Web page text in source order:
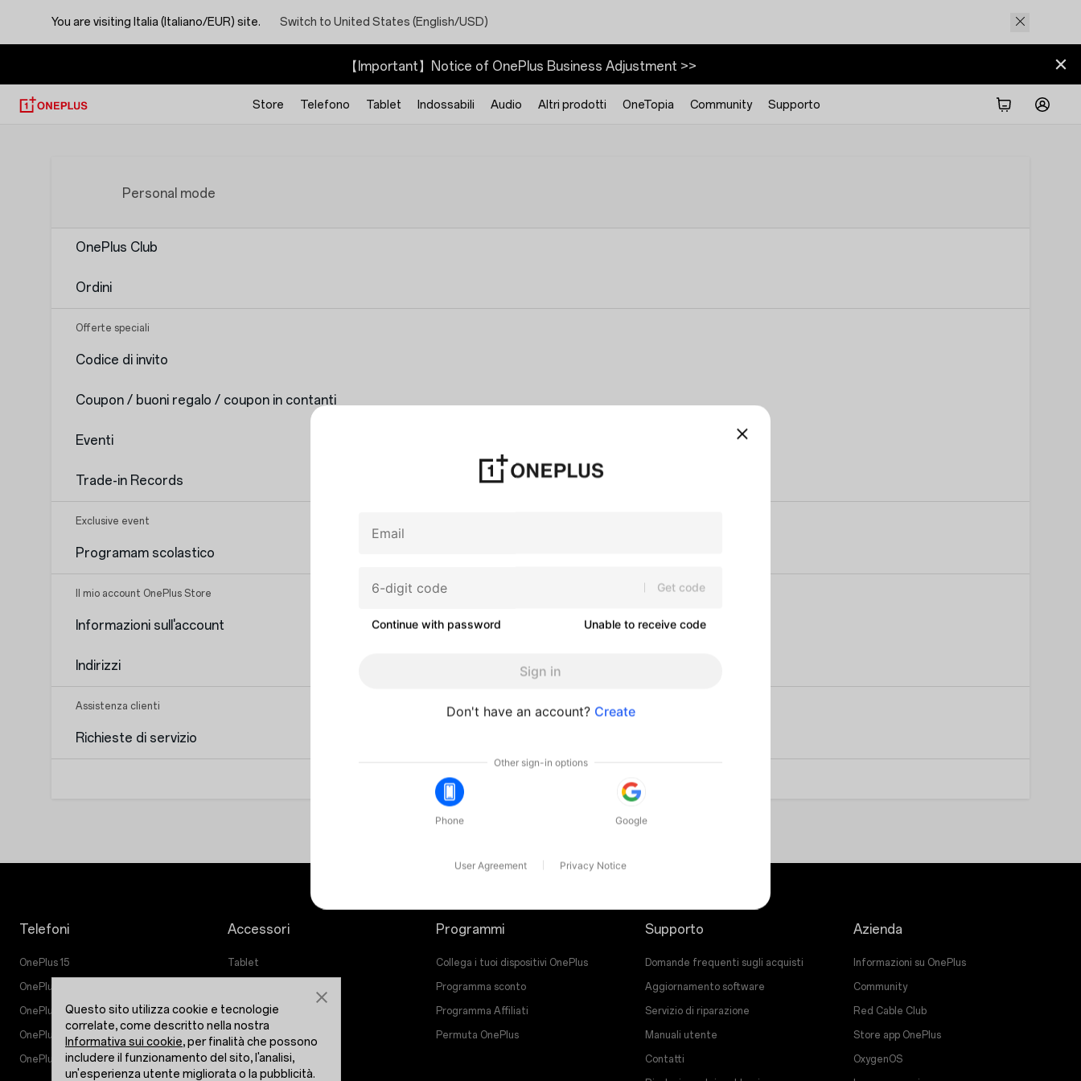
You are visiting Italia (Italiano/EUR) site. Switch to United States (English/USD)
【Important】Notice of OnePlus Business Adjustment >>
Store Telefono Tablet Indossabili Audio Altri prodotti OneTopia Community Supporto
Personal mode
OnePlus Club
Ordini
Offerte speciali
Codice di invito
Coupon / buoni regalo / coupon in contanti
Eventi
Trade-in Records
Exclusive event
Programam scolastico
Il mio account OnePlus Store
Informazioni sull'account
Indirizzi
Assistenza clienti
Richieste di servizio
Telefoni
OnePlus 15
OnePlus 15R
OnePlus 13
OnePlus Nord 5
OnePlus Nord CE5
Accessori
Tablet
Audio
Custodie e protezione
Cavi di alimentazione
Programmi
Collega i tuoi dispositivi OnePlus
Programma sconto
Programma Affiliati
Permuta OnePlus
Supporto
Domande frequenti sugli acquisti
Aggiornamento software
Servizio di riparazione
Manuali utente
Contatti
Azienda
Informazioni su OnePlus
Community
Red Cable Club
Store app OnePlus
OxygenOS
Questo sito utilizza cookie e tecnologie
correlate, come descritto nella nostra
Informativa sui cookie, per finalità che possono
includere il funzionamento del sito, l'analisi,
un'esperienza utente migliorata o la pubblicità.